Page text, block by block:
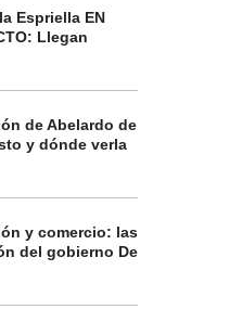
Espriella EN
Llegan
de Abelardo de
y dónde verla
y comercio: las
del gobierno De